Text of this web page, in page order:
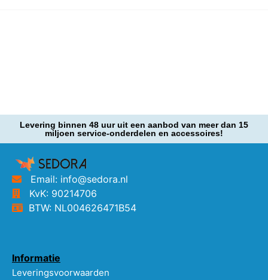
Levering binnen 48 uur uit een aanbod van meer dan 15
miljoen service-onderdelen en accessoires!
Email: info@sedora.nl
KvK: 90214706
BTW: NL004626471B54
Informatie
Leveringsvoorwaarden